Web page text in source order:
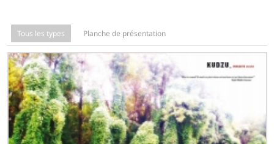
Tous les types Planche de présentation